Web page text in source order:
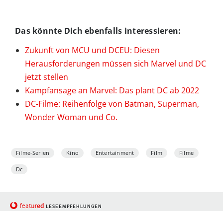
Das könnte Dich ebenfalls interessieren:
Zukunft von MCU und DCEU: Diesen
Herausforderungen müssen sich Marvel und DC
jetzt stellen
Kampfansage an Marvel: Das plant DC ab 2022
DC-Filme: Reihenfolge von Batman, Superman,
Wonder Woman und Co.
Filme-Serien Kino Entertainment Film Filme
Dc
featured LESEEMPFEHLUNGEN